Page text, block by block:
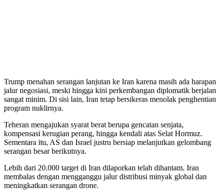
Trump menahan serangan lanjutan ke Iran karena masih ada harapan
jalur negosiasi, meski hingga kini perkembangan diplomatik berjalan
sangat minim. Di sisi lain, Iran tetap bersikeras menolak penghentian
program nuklirnya.
Teheran mengajukan syarat berat berupa gencatan senjata,
kompensasi kerugian perang, hingga kendali atas Selat Hormuz.
Sementara itu, AS dan Israel justru bersiap melanjutkan gelombang
serangan besar berikutnya.
Lebih dari 20.000 target di Iran dilaporkan telah dihantam. Iran
membalas dengan mengganggu jalur distribusi minyak global dan
meningkatkan serangan drone.